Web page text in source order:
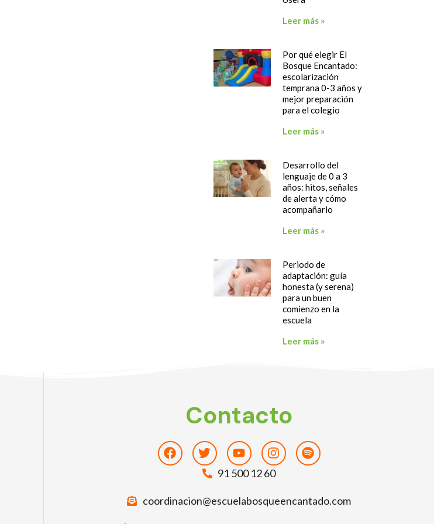
Leer más »
Por qué elegir El
Bosque Encantado:
escolarización
temprana 0-3 años y
mejor preparación
para el colegio
Leer más »
Desarrollo del
lenguaje de 0 a 3
años: hitos, señales
de alerta y cómo
acompañarlo
Leer más »
Periodo de
adaptación: guía
honesta (y serena)
para un buen
comienzo en la
escuela
Leer más »
Contacto
FacebookTwitterYoutubeInstagramSpotify
91 500 12 60
coordinacion@escuelabosqueencantado.com